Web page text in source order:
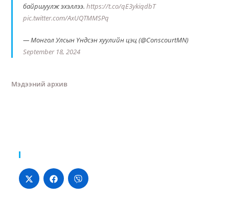
байршуулж эхэллээ.https://t.co/qE3ykiqdbT
pic.twitter.com/AxUQTMMSPq
— Монгол Улсын Үндсэн хуулийн цэц (@ConscourtMN)
September 18, 2024
Мэдээний архив